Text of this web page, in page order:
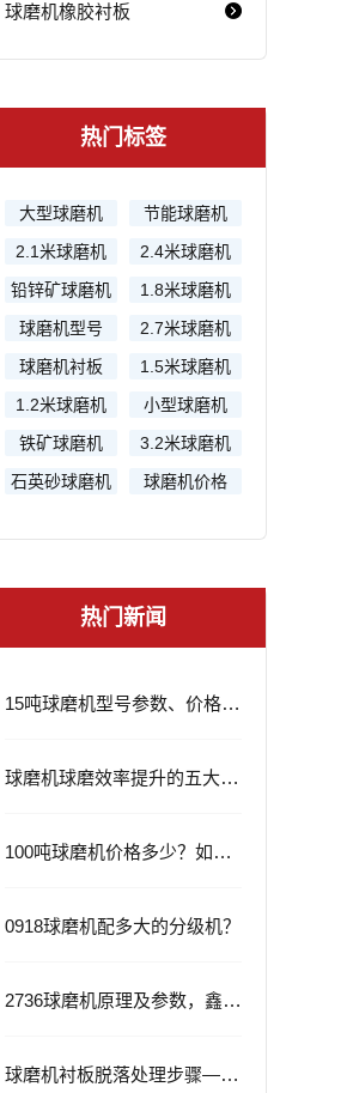
球磨机橡胶衬板
热门标签
大型球磨机
节能球磨机
2.1米球磨机
2.4米球磨机
铅锌矿球磨机
1.8米球磨机
球磨机型号
2.7米球磨机
球磨机衬板
1.5米球磨机
1.2米球磨机
小型球磨机
铁矿球磨机
3.2米球磨机
石英砂球磨机
球磨机价格
热门新闻
15吨球磨机型号参数、价格及应用领域
球磨机球磨效率提升的五大策略
100吨球磨机价格多少？如何选择？
0918球磨机配多大的分级机？
2736球磨机原理及参数，鑫海2736球磨机的优势
球磨机衬板脱落处理步骤——从根源解决问题